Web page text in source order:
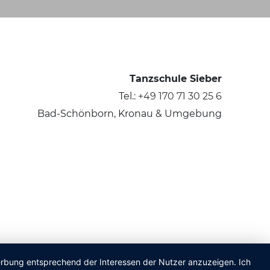
entsprechend der Interessen der Nutzer anzuzeigen. Ich
Tanzschule Sieber
Tel.: +49 170 71 30 25 6
Bad-Schönborn, Kronau & Umgebung